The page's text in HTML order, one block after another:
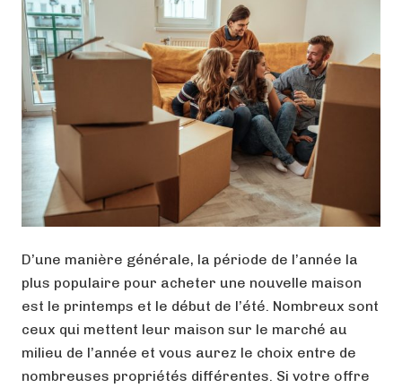
D’une manière générale, la période de l’année la
plus populaire pour acheter une nouvelle maison
est le printemps et le début de l’été. Nombreux sont
ceux qui mettent leur maison sur le marché au
milieu de l’année et vous aurez le choix entre de
nombreuses propriétés différentes. Si votre offre